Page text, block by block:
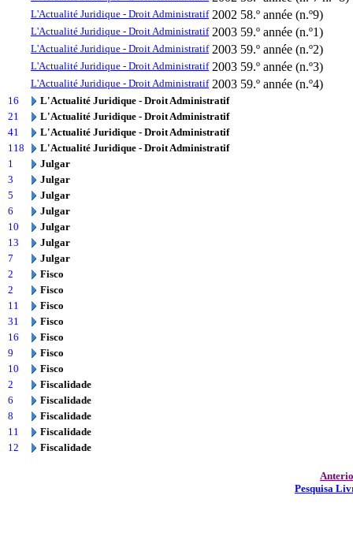
L'Actualité Juridique - Droit Administratif 2002 58.º année (n.º9)
L'Actualité Juridique - Droit Administratif 2003 59.º année (n.º1)
L'Actualité Juridique - Droit Administratif 2003 59.º année (n.º2)
L'Actualité Juridique - Droit Administratif 2003 59.º année (n.º3)
L'Actualité Juridique - Droit Administratif 2003 59.º année (n.º4)
16
L'Actualité Juridique - Droit Administratif
21
L'Actualité Juridique - Droit Administratif
41
L'Actualité Juridique - Droit Administratif
118
L'Actualité Juridique - Droit Administratif
1
Julgar
3
Julgar
5
Julgar
6
Julgar
10
Julgar
13
Julgar
7
Julgar
2
Fisco
2
Fisco
11
Fisco
31
Fisco
16
Fisco
9
Fisco
10
Fisco
2
Fiscalidade
6
Fiscalidade
8
Fiscalidade
11
Fiscalidade
12
Fiscalidade
Pesquisa